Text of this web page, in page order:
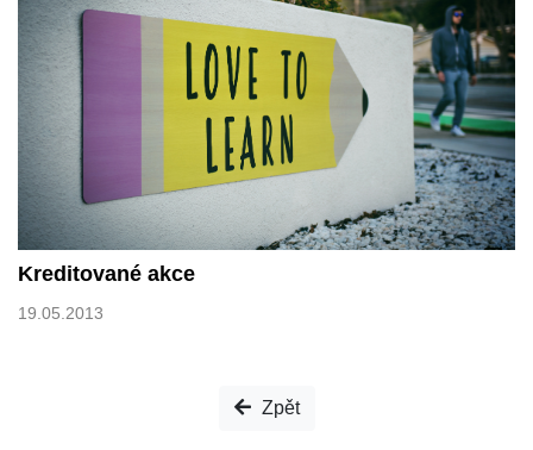
Kreditované akce
19.05.2013
Zpět